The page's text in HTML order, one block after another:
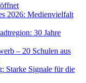
2026: Medienvielfalt
30 Jahre
– 20 Schulen aus
Starke Signale für die